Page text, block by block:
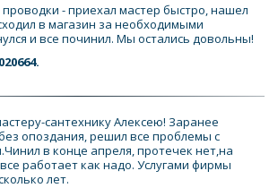
- приехал мастер быстро, нашел
в магазин за необходимыми
и все починил. Мы остались довольны!
сантехнику Алексею! Заранее
опоздания, решил все проблемы с
в конце апреля, протечек нет,на
работает как надо. Услугами фирмы
лет.